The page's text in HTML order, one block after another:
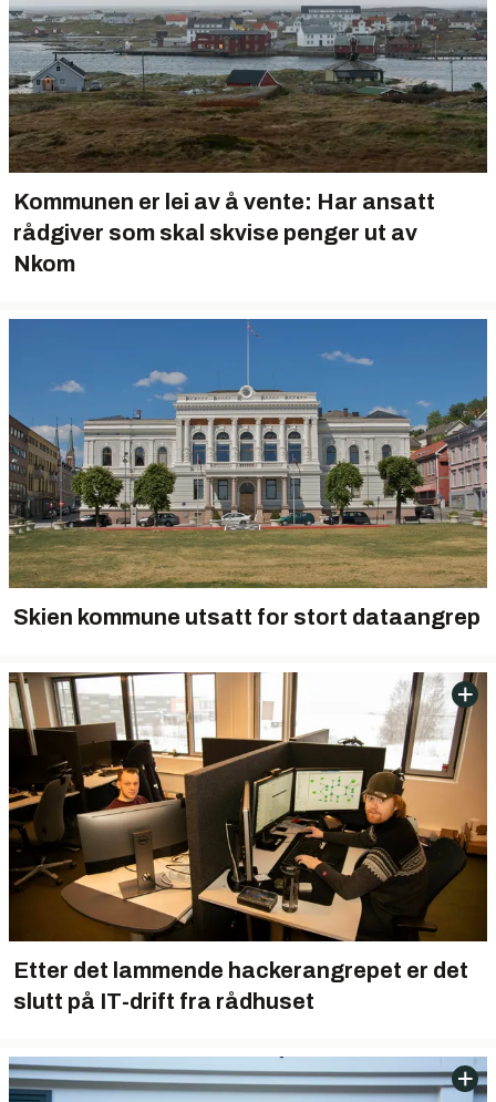
Kommunen er lei av å vente: Har ansatt
rådgiver som skal skvise penger ut av
Nkom
Skien kommune utsatt for stort dataangrep
Etter det lammende hackerangrepet er det
slutt på IT-drift fra rådhuset